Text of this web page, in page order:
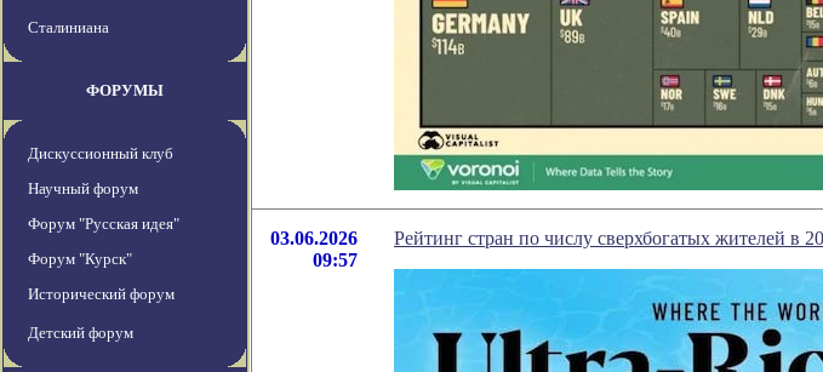
Сталиниана
ФОРУМЫ
Дискуссионный клуб
Научный форум
Форум "Русская идея"
Форум "Курск"
Исторический форум
Детский форум
03.06.2026
09:57
Рейтинг стран по числу сверхбогатых жителей в